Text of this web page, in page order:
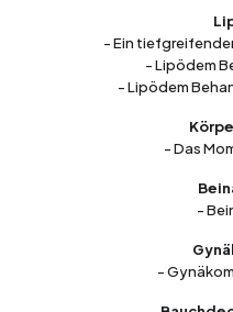
- Ein
- Lipödem
- Lipödem
- Das
-
-